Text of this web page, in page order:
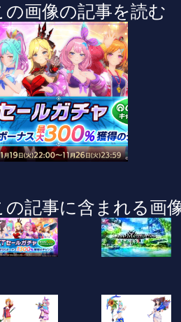
の画像の記事を読む
の記事に含まれる画